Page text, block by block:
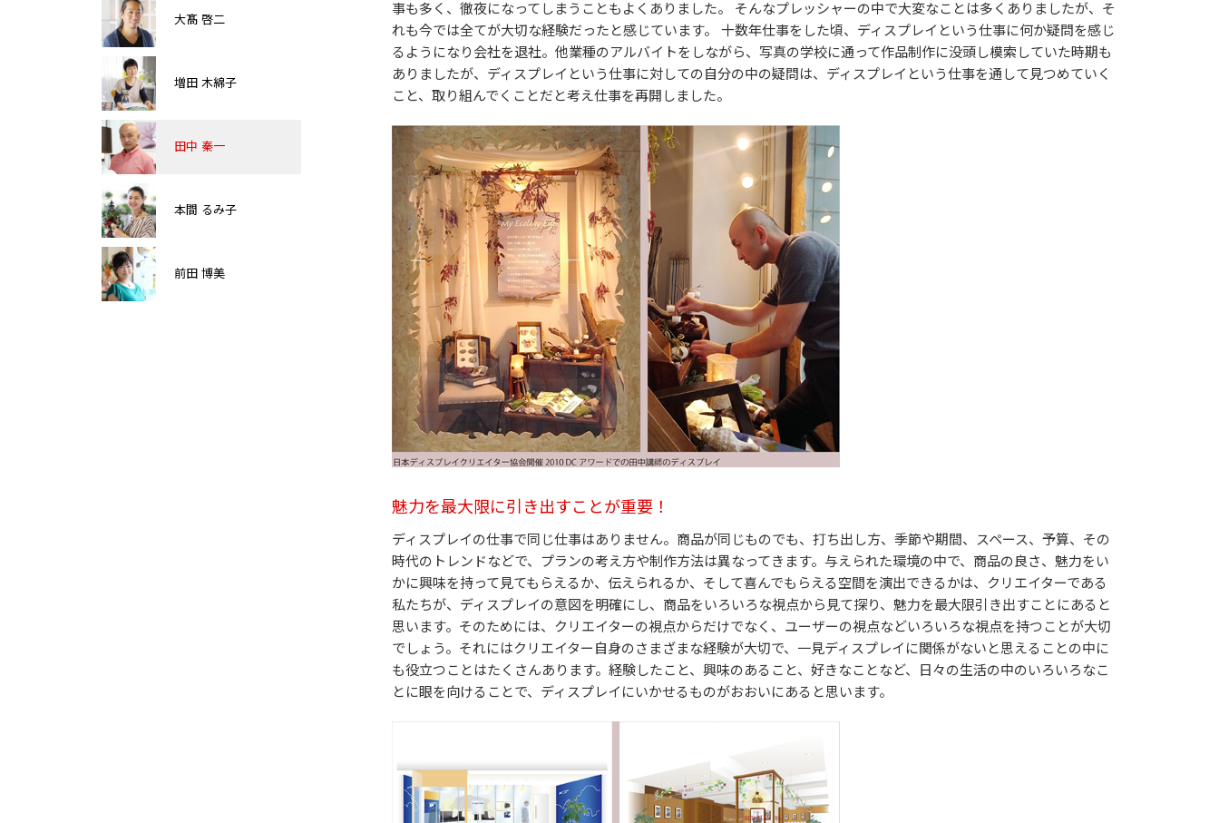
大髙 啓二
増田 木綿子
田中 秦一
本間 るみ子
前田 博美
事も多く、徹夜になってしまうこともよくありました。 そんなプレッシャーの中で大変なことは多くありましたが、そ
れも今では全てが大切な経験だったと感じています。 十数年仕事をした頃、ディスプレイという仕事に何か疑問を感じ
るようになり会社を退社。他業種のアルバイトをしながら、写真の学校に通って作品制作に没頭し模索していた時期も
ありましたが、ディスプレイという仕事に対しての自分の中の疑問は、ディスプレイという仕事を通して見つめていく
こと、取り組んでくことだと考え仕事を再開しました。
魅力を最大限に引き出すことが重要！
ディスプレイの仕事で同じ仕事はありません。商品が同じものでも、打ち出し方、季節や期間、スペース、予算、その
時代のトレンドなどで、プランの考え方や制作方法は異なってきます。与えられた環境の中で、商品の良さ、魅力をい
かに興味を持って見てもらえるか、伝えられるか、そして喜んでもらえる空間を演出できるかは、クリエイターである
私たちが、ディスプレイの意図を明確にし、商品をいろいろな視点から見て探り、魅力を最大限引き出すことにあると
思います。そのためには、クリエイターの視点からだけでなく、ユーザーの視点などいろいろな視点を持つことが大切
でしょう。それにはクリエイター自身のさまざまな経験が大切で、一見ディスプレイに関係がないと思えることの中に
も役立つことはたくさんあります。経験したこと、興味のあること、好きなことなど、日々の生活の中のいろいろなこ
とに眼を向けることで、ディスプレイにいかせるものがおおいにあると思います。